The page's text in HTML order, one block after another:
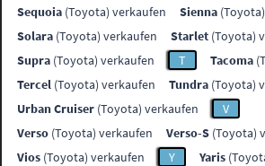
Sequoia (Toyota) verkaufen Sienna
Solara (Toyota) verkaufen Starlet (Toyota)
Supra (Toyota) verkaufen T Tacoma
Tercel (Toyota) verkaufen Tundra (Toyota)
Urban Cruiser (Toyota) verkaufen
V
Verso (Toyota) verkaufen Verso-S (Toyota)
Vios (Toyota) verkaufen Y Yaris